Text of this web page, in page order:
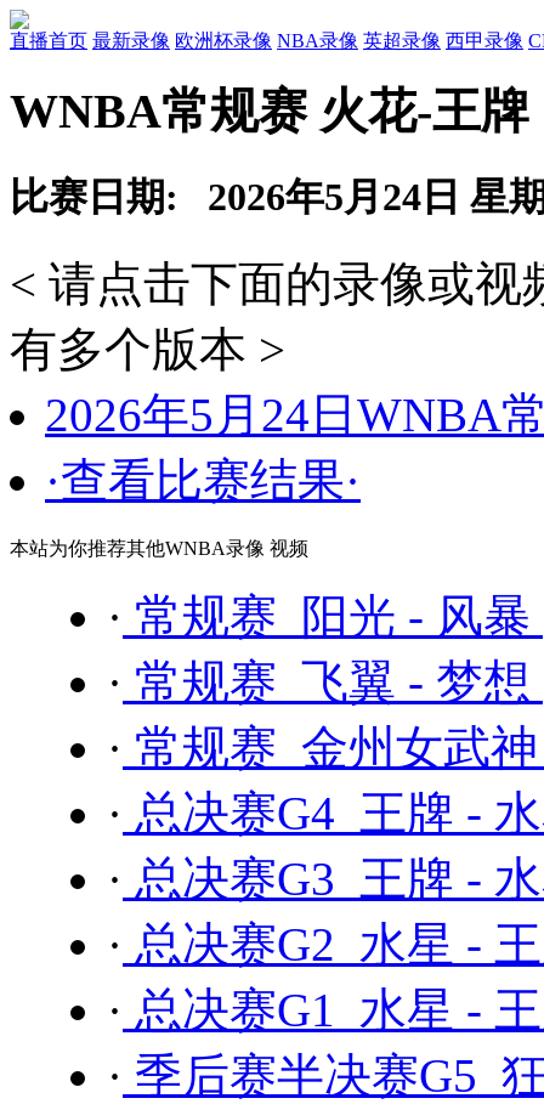
直播首页 最新录像 欧洲杯录像 NBA录像 英超录像 西甲录像
WNBA常规赛 火花-王牌
比赛日期: 2026年5月24日 星
< 请点击下面的录像或
有多个版本 >
2026年5月24日WNBA
·查看比赛结果·
本站为你推荐其他WNBA录像 视频
· 常规赛 阳光 - 风暴
· 常规赛 飞翼 - 梦想
· 常规赛 金州女武
· 总决赛G4 王牌 -
· 总决赛G3 王牌 -
· 总决赛G2 水星 -
· 总决赛G1 水星 -
· 季后赛半决赛G5